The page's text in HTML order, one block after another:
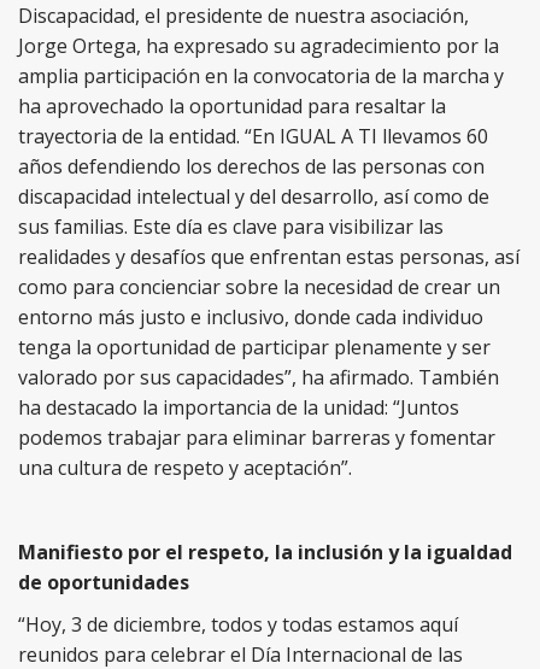
Discapacidad, el presidente de nuestra asociación,
Jorge Ortega, ha expresado su agradecimiento por la
amplia participación en la convocatoria de la marcha y
ha aprovechado la oportunidad para resaltar la
trayectoria de la entidad. “En IGUAL A TI llevamos 60
años defendiendo los derechos de las personas con
discapacidad intelectual y del desarrollo, así como de
sus familias. Este día es clave para visibilizar las
realidades y desafíos que enfrentan estas personas, así
como para concienciar sobre la necesidad de crear un
entorno más justo e inclusivo, donde cada individuo
tenga la oportunidad de participar plenamente y ser
valorado por sus capacidades”, ha afirmado. También
ha destacado la importancia de la unidad: “Juntos
podemos trabajar para eliminar barreras y fomentar
una cultura de respeto y aceptación”.
Manifiesto por el respeto, la inclusión y la igualdad
de oportunidades
“Hoy, 3 de diciembre, todos y todas estamos aquí
reunidos para celebrar el Día Internacional de las